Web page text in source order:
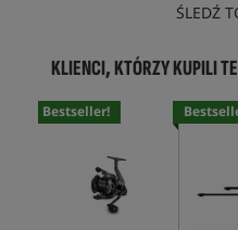
ŚLEDŹ
KLIENCI, KTÓRZY KUPILI
Bestseller!